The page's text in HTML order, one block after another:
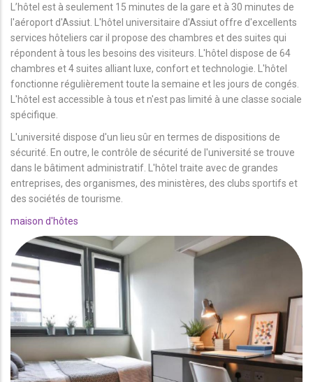
L’hôtel est à seulement 15 minutes de la gare et à 30 minutes de
l'aéroport d'Assiut. L'hôtel universitaire d'Assiut offre d'excellents
services hôteliers car il propose des chambres et des suites qui
répondent à tous les besoins des visiteurs. L'hôtel dispose de 64
chambres et 4 suites alliant luxe, confort et technologie. L'hôtel
fonctionne régulièrement toute la semaine et les jours de congés.
L'hôtel est accessible à tous et n'est pas limité à une classe sociale
spécifique.
L'université dispose d'un lieu sûr en termes de dispositions de
sécurité. En outre, le contrôle de sécurité de l'université se trouve
dans le bâtiment administratif. L'hôtel traite avec de grandes
entreprises, des organismes, des ministères, des clubs sportifs et
des sociétés de tourisme.
maison d'hôtes